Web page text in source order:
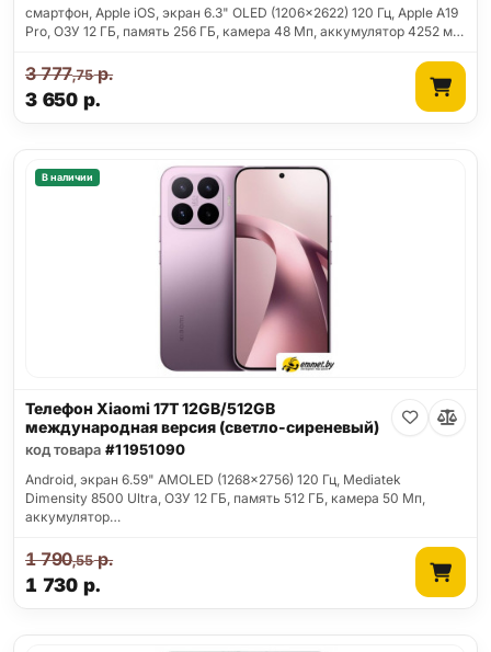
смартфон, Apple iOS, экран 6.3" OLED (1206x2622) 120 Гц, Apple A19
Pro, ОЗУ 12 ГБ, память 256 ГБ, камера 48 Мп, аккумулятор 4252 м…
3 650 р.
3 777,75р.
В наличии
Телефон Xiaomi 17T 12GB/512GB
международная версия (светло-сиреневый)
код товара #11951090
Android, экран 6.59" AMOLED (1268x2756) 120 Гц, Mediatek
Dimensity 8500 Ultra, ОЗУ 12 ГБ, память 512 ГБ, камера 50 Мп,
аккумулятор…
1 730 р.
1 790,55р.